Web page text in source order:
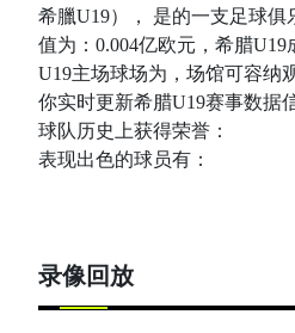
希臘U19）， 是的一支足球俱
值为：0.004亿欧元，希腊
U19主场球场为，场馆可容纳
你实时更新希腊U19赛事数据
球队历史上获得荣誉：
表现出色的球员有：
录像回放